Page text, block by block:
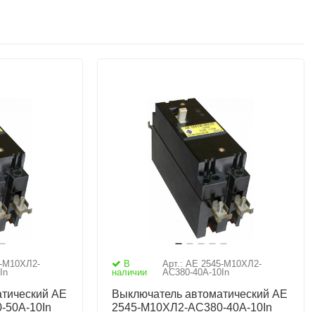
М10ХЛ2-
АЕ
50А-10In
В
наличии
Арт.: АЕ 2545-М10ХЛ2-
AC380-40А-10In
Выключатель автоматический АЕ
2545-М10ХЛ2-AC380-40А-10In